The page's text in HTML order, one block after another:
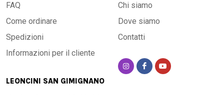
FAQ
Come ordinare
Spedizioni
Informazioni per il cliente
Chi siamo
Dove siamo
Contatti
LEONCINI SAN GIMIGNANO